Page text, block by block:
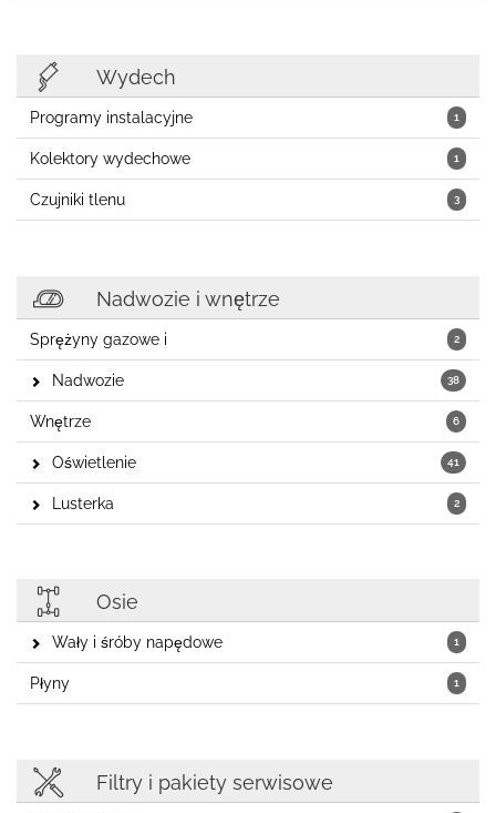
Wydech
1
Programy instalacyjne
1
Kolektory wydechowe
3
Czujniki tlenu
Nadwozie i wnętrze
2
Sprężyny gazowe i
38
Nadwozie
6
Wnętrze
41
Oświetlenie
2
Lusterka
Osie
1
Wały i śróby napędowe
1
Płyny
Filtry i pakiety serwisowe